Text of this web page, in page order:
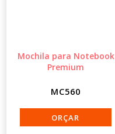
Mochila para Notebook
Premium
MC560